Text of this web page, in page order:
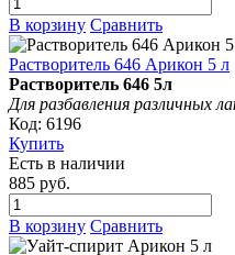
В корзину Сравнить
Растворитель 646 Арикон 5 л
Растворитель 646 5л
Для разбавления различных
Код: 6196
Купить
Есть в наличии
885 руб.
В корзину Сравнить